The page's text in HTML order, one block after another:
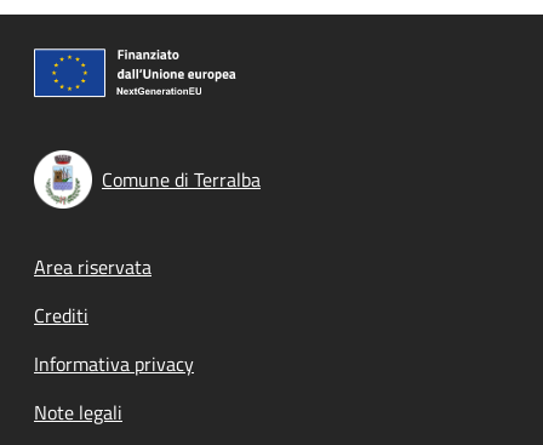
Comune di Terralba
Footer menu
Area riservata
Crediti
Informativa privacy
Note legali